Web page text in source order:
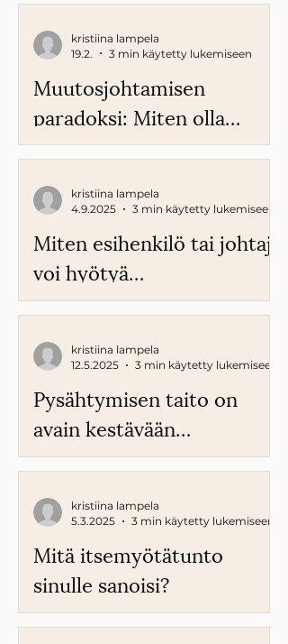
Muutosjohtamisen
paradoksi: Miten olla
turvallisesti läsnä?
kristiina lampela
19.2.
3 min käytetty lukemiseen
Miten esihenkilö tai johtaja
voi hyötyä
työnohjauksesta?
kristiina lampela
4.9.2025
3 min käytetty lukemiseen
Pysähtymisen taito on
avain kestävään
työelämään
kristiina lampela
12.5.2025
3 min käytetty lukemiseen
Mitä itsemyötä­tunto
sinulle sanoisi?
kristiina lampela
5.3.2025
3 min käytetty lukemiseen